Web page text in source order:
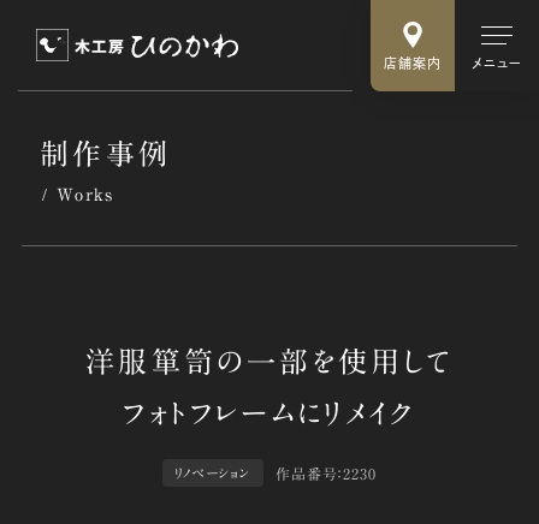
店舗案内 メニュー
制作事例
Works
リノベーション 作品番号：2230